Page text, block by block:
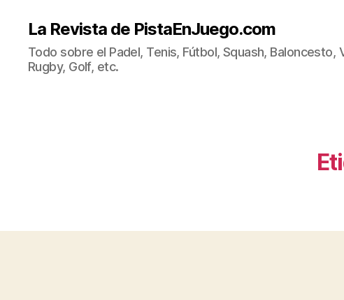
La Revista de PistaEnJuego.com
Todo sobre el Padel, Tenis, Fútbol, Squash, Baloncesto,
Rugby, Golf, etc.